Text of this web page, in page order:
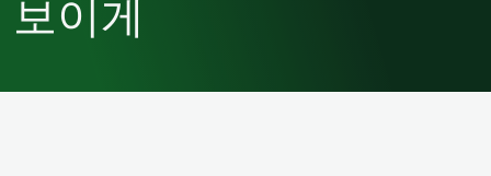
보이게